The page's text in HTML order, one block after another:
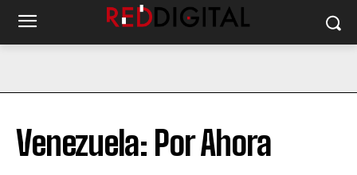
Venezuela: Por Ahora